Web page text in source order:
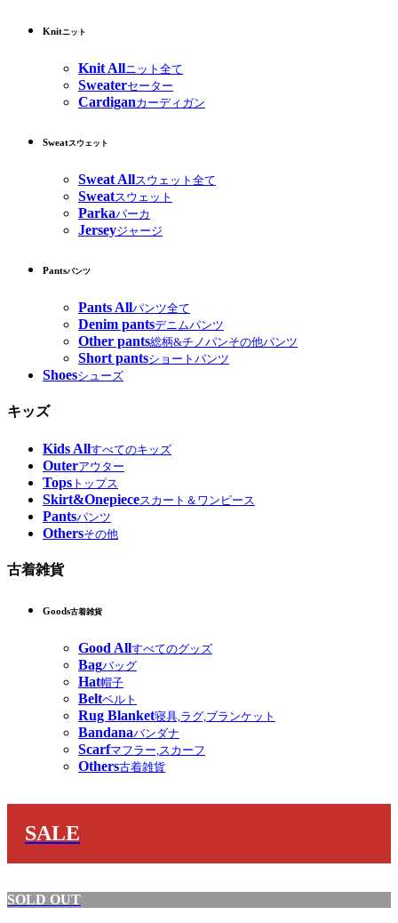
Knitニット
Knit Allニット全て
Sweaterセーター
Cardiganカーディガン
Sweatスウェット
Sweat Allスウェット全て
Sweatスウェット
Parkaパーカ
Jerseyジャージ
Pantsパンツ
Pants Allパンツ全て
Denim pantsデニムパンツ
Other pants総柄&チノパンその他パンツ
Short pantsショートパンツ
Shoesシューズ
キッズ
Kids Allすべてのキッズ
Outerアウター
Tops トップス
Skirt&Onepieceスカート＆ワンピース
Pantsパンツ
Othersその他
古着雑貨
Goods古着雑貨
Good Allすべてのグッズ
Bagバッグ
Hat帽子
Beltベルト
Rug Blanket寝具,ラグ,ブランケット
Bandanaバンダナ
Scarfマフラー,スカーフ
Others古着雑貨
SALE
SOLD OUT